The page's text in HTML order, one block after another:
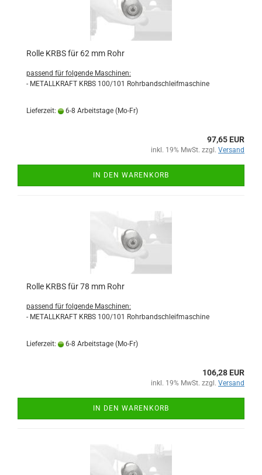
Rolle KRBS für 62 mm Rohr
passend für folgende Maschinen:
- METALLKRAFT KRBS 100/101 Rohrbandschleifmaschine
Lieferzeit: 6-8 Arbeitstage (Mo-Fr)
97,65 EUR
inkl. 19% MwSt. zzgl. Versand
IN DEN WARENKORB
Rolle KRBS für 78 mm Rohr
passend für folgende Maschinen:
- METALLKRAFT KRBS 100/101 Rohrbandschleifmaschine
Lieferzeit: 6-8 Arbeitstage (Mo-Fr)
106,28 EUR
inkl. 19% MwSt. zzgl. Versand
IN DEN WARENKORB